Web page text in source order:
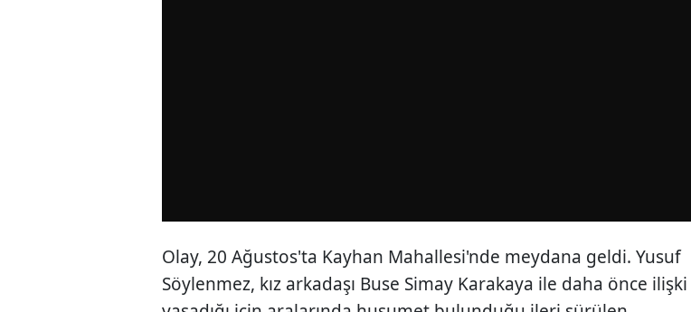
Olay, 20 Ağustos'ta Kayhan Mahallesi'nde meydana geldi. Yusuf
Söylenmez, kız arkadaşı Buse Simay Karakaya ile daha önce ilişki